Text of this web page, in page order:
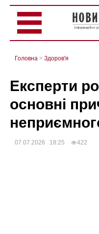
Головна > Здоров'я
Експерти
основні
07.07.2026 18:25 422